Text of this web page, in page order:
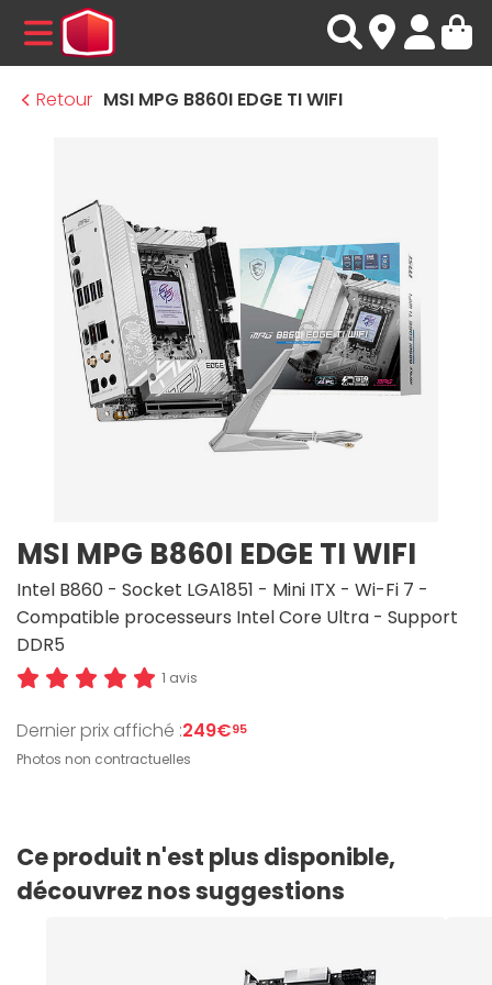
MENU
Retour MSI MPG B860I EDGE TI WIFI
MSI MPG B860I EDGE TI WIFI
Intel B860 - Socket LGA1851 - Mini ITX - Wi-Fi 7 -
Compatible processeurs Intel Core Ultra - Support
DDR5
1 avis
Dernier prix affiché :249€95
Photos non contractuelles
Ce produit n'est plus disponible,
découvrez nos suggestions